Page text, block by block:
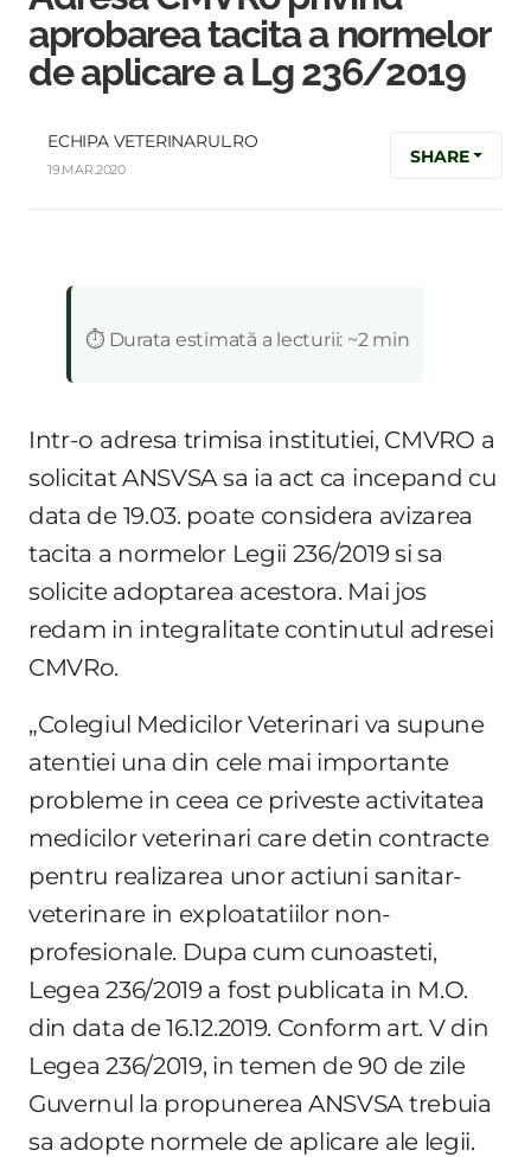
aprobarea tacita a normelor
de aplicare a Lg 236/2019
ECHIPA VETERINARUL.RO
19.MAR.2020
SHARE
⏱️ Durata estimată a lecturii: ~2 min
Intr-o adresa trimisa institutiei, CMVRO a
solicitat ANSVSA sa ia act ca incepand cu
data de 19.03. poate considera avizarea
tacita a normelor Legii 236/2019 si sa
solicite adoptarea acestora. Mai jos
redam in integralitate continutul adresei
CMVRo.
„Colegiul Medicilor Veterinari va supune
atentiei una din cele mai importante
probleme in ceea ce priveste activitatea
medicilor veterinari care detin contracte
pentru realizarea unor actiuni sanitar-
veterinare in exploatatiilor non-
profesionale. Dupa cum cunoasteti,
Legea 236/2019 a fost publicata in M.O.
din data de 16.12.2019. Conform art. V din
Legea 236/2019, in temen de 90 de zile
Guvernul la propunerea ANSVSA trebuia
sa adopte normele de aplicare ale legii.